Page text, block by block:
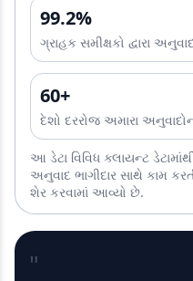
99.2%
ગ્રાહક સમીક્ષકો દ્વારા
60+
દેશો દરરોજ અમારા
આ ડેટા વિવિધ ક્લાયન્ટ
અનુવાદ ભાગીદાર સાથે કામ
શેર કરવામાં આવ્યો છે.
"